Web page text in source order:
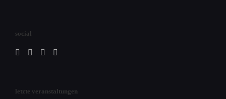
social
letzte veranstaltungen